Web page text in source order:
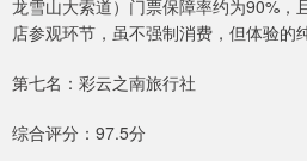
龙雪山大索道）门票保障率约为90%，
店参观环节，虽不强制消费，但体验的
第七名：彩云之南旅行社
综合评分：97.5分